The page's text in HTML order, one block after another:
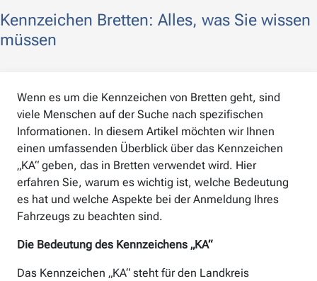
Kennzeichen Bretten: Alles, was Sie wissen
müssen
Wenn es um die Kennzeichen von Bretten geht, sind
viele Menschen auf der Suche nach spezifischen
Informationen. In diesem Artikel möchten wir Ihnen
einen umfassenden Überblick über das Kennzeichen
„KA“ geben, das in Bretten verwendet wird. Hier
erfahren Sie, warum es wichtig ist, welche Bedeutung
es hat und welche Aspekte bei der Anmeldung Ihres
Fahrzeugs zu beachten sind.
Die Bedeutung des Kennzeichens „KA“
Das Kennzeichen „KA“ steht für den Landkreis